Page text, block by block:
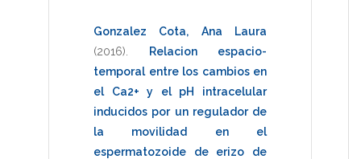
Gonzalez Cota, Ana Laura
(2016)
Relacion espacio-
temporal entre los cambios en
el Ca2+ y el pH intracelular
inducidos por un regulador de
la movilidad en el
espermatozoide de erizo de